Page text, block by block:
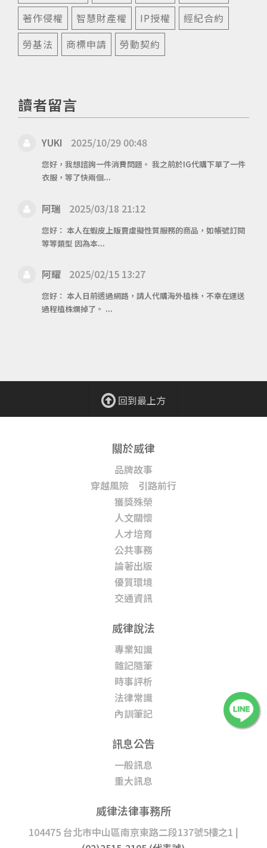
著作侵權
智慧財產權 IP授權
經紀合約
勞基法
商標申請 勞動契約
讀者留言
YUKI 2025/10/29 00:48
您好，我想諮詢一件消費問題。 我之前於IG代購下單了一件
衣服，等了快兩個...
阿瑞 2025/03/18 21:12
您好： 本人在蝦皮上販賣虛擬性質服務的商品，如帳號訂閱
等等類型 因為本...
阿耀 2025/02/15 13:27
您好： 本人日前透過網路，請人代購海外植株，不幸在運送
過程植株爛掉了。 ...
回到最上方
關於威律
品牌故事
穿越風險 引路前行
獲獎殊榮
人文關懷
人才培育
公共事務
論著出版
優質環境
交通資訊
威律說法
專業知識
雜記隨筆
時事評析
法律常識
內訓筆記
訊息公告
一般訊息
重大訊息
威律法律事務所
104475 台北市中山區南京東路二段137號5樓之1 |